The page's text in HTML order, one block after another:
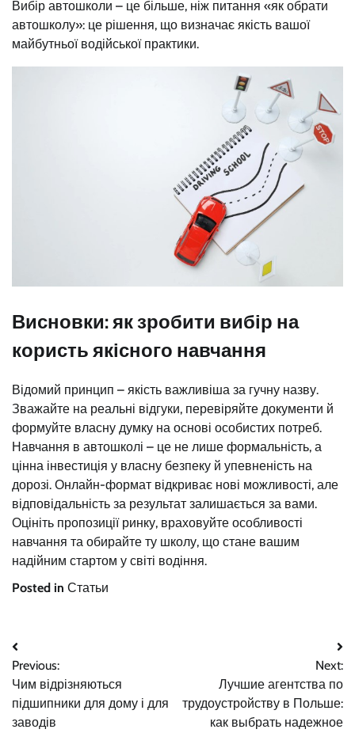
Вибір автошколи – це більше, ніж питання «як обрати
автошколу»: це рішення, що визначає якість вашої
майбутньої водійської практики.
Висновки: як зробити вибір на
користь якісного навчання
Відомий принцип – якість важливіша за гучну назву.
Зважайте на реальні відгуки, перевіряйте документи й
формуйте власну думку на основі особистих потреб.
Навчання в автошколі – це не лише формальність, а
цінна інвестиція у власну безпеку й упевненість на
дорозі. Онлайн-формат відкриває нові можливості, але
відповідальність за результат залишається за вами.
Оцініть пропозиції ринку, враховуйте особливості
навчання та обирайте ту школу, що стане вашим
надійним стартом у світі водіння.
Posted in Статьи
Навигация
по
записям
Previous:
Чим відрізняються
підшипники для дому і для
заводів
Next:
Лучшие агентства по
трудоустройству в Польше:
как выбрать надежное